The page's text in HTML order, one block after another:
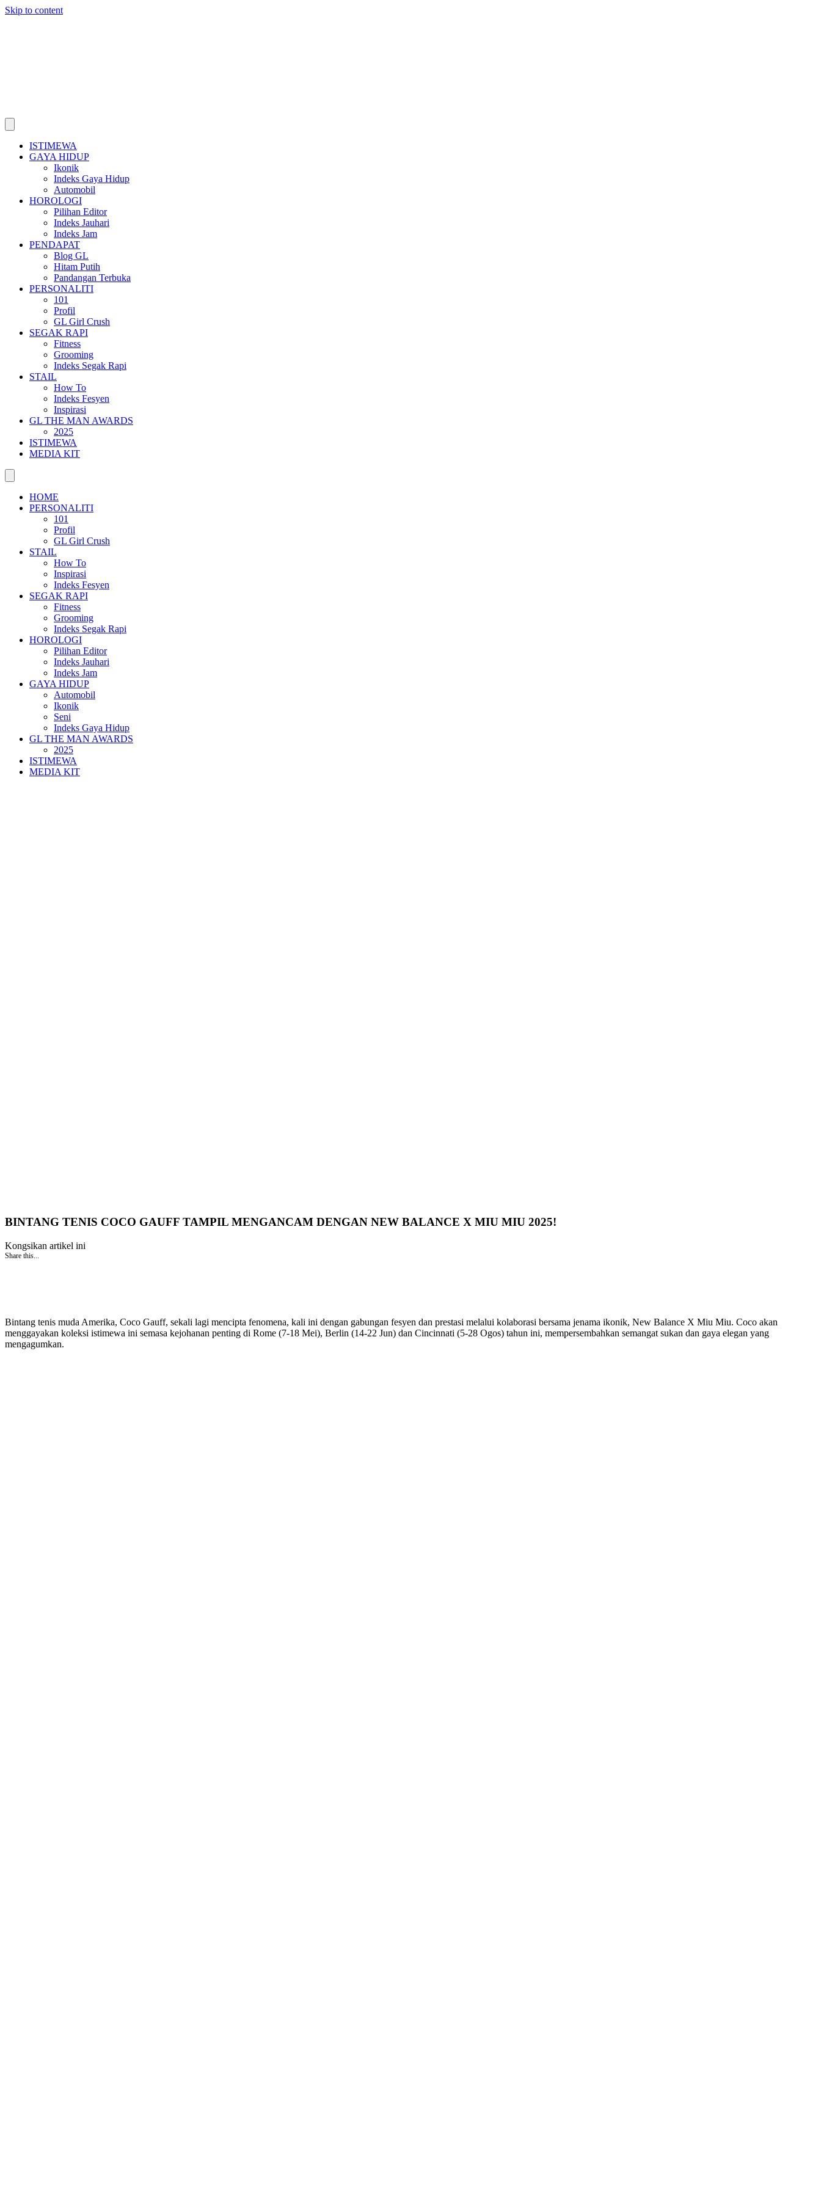
Skip to content
ISTIMEWA
GAYA HIDUP
Ikonik
Indeks Gaya Hidup
Automobil
HOROLOGI
Pilihan Editor
Indeks Jauhari
Indeks Jam
PENDAPAT
Blog GL
Hitam Putih
Pandangan Terbuka
PERSONALITI
101
Profil
GL Girl Crush
SEGAK RAPI
Fitness
Grooming
Indeks Segak Rapi
STAIL
How To
Indeks Fesyen
Inspirasi
GL THE MAN AWARDS
2025
ISTIMEWA
MEDIA KIT
HOME
PERSONALITI
101
Profil
GL Girl Crush
STAIL
How To
Inspirasi
Indeks Fesyen
SEGAK RAPI
Fitness
Grooming
Indeks Segak Rapi
HOROLOGI
Pilihan Editor
Indeks Jauhari
Indeks Jam
GAYA HIDUP
Automobil
Ikonik
Seni
Indeks Gaya Hidup
GL THE MAN AWARDS
2025
ISTIMEWA
MEDIA KIT
BINTANG TENIS COCO GAUFF TAMPIL MENGANCAM DENGAN NEW BALANCE X MIU MIU 2025!
Kongsikan artikel ini
Share this...
Bintang tenis muda Amerika, Coco Gauff, sekali lagi mencipta fenomena, kali ini dengan gabungan fesyen dan prestasi melalui kolaborasi bersama jenama ikonik, New Balance X Miu Miu. Coco akan
menggayakan koleksi istimewa ini semasa kejohanan penting di Rome (7-18 Mei), Berlin (14-22 Jun) dan Cincinnati (5-28 Ogos) tahun ini, mempersembahkan semangat sukan dan gaya elegan yang
mengagumkan.